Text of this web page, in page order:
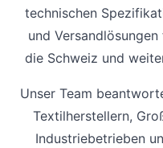
technischen
und
die Schweiz und
Unser Team
Textilherstellern,
Industriebetrieben